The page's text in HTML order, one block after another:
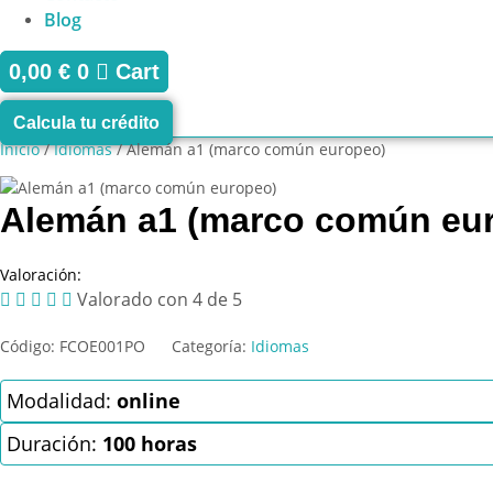
Blog
0,00 € 0 Cart
Calcula tu crédito
Inicio/Idiomas/ Alemán a1 (marco común europeo)
Alemán a1 (marco común
Valoración:
     Valorado con 4 de 5
Código: FCOE001PO Categoría: Idiomas
Modalidad: online
Duración: 100 horas